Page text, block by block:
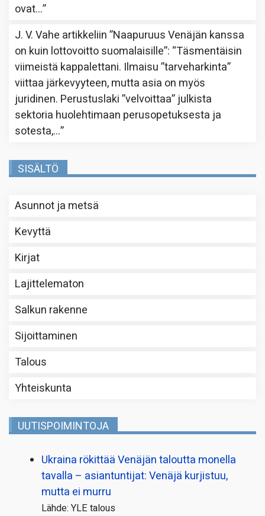
ovat…”
J. V. Vahe artikkeliin”Naapuruus Venäjän kanssa
on kuin lottovoitto suomalaisille”: “Täsmentäisin
viimeistä kappalettani. Ilmaisu ”tarveharkinta”
viittaa järkevyyteen, mutta asia on myös
juridinen. Perustuslaki ”velvoittaa” julkista
sektoria huolehtimaan perusopetuksesta ja
sotesta,…”
SISÄLTÖ
Asunnot ja metsä
Kevyttä
Kirjat
Lajittelematon
Salkun rakenne
Sijoittaminen
Talous
Yhteiskunta
UUTISPOIMINTOJA
Ukraina rökittää Venäjän taloutta monella
tavalla – asiantuntijat: Venäjä kurjistuu,
mutta ei murru
Lähde: YLE talous